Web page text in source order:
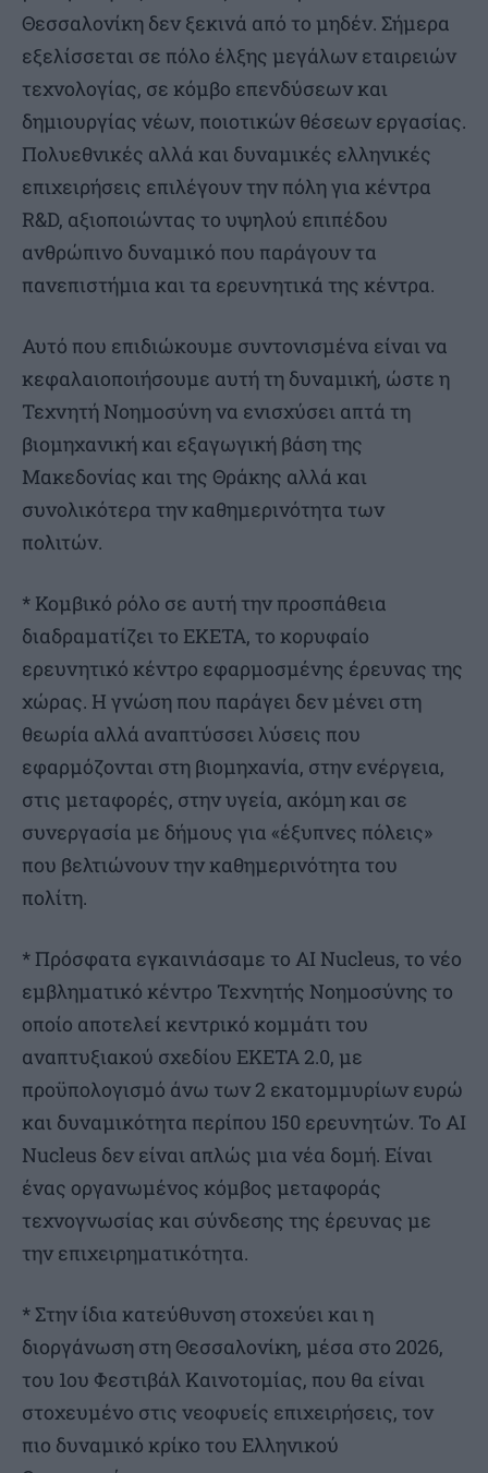
Θεσσαλονίκη δεν ξεκινά από το μηδέν. Σήμερα
εξελίσσεται σε πόλο έλξης μεγάλων εταιρειών
τεχνολογίας, σε κόμβο επενδύσεων και
δημιουργίας νέων, ποιοτικών θέσεων εργασίας.
Πολυεθνικές αλλά και δυναμικές ελληνικές
επιχειρήσεις επιλέγουν την πόλη για κέντρα
R&D, αξιοποιώντας το υψηλού επιπέδου
ανθρώπινο δυναμικό που παράγουν τα
πανεπιστήμια και τα ερευνητικά της κέντρα.
Αυτό που επιδιώκουμε συντονισμένα είναι να
κεφαλαιοποιήσουμε αυτή τη δυναμική, ώστε η
Τεχνητή Νοημοσύνη να ενισχύσει απτά τη
βιομηχανική και εξαγωγική βάση της
Μακεδονίας και της Θράκης αλλά και
συνολικότερα την καθημερινότητα των
πολιτών.
* Κομβικό ρόλο σε αυτή την προσπάθεια
διαδραματίζει το ΕΚΕΤΑ, το κορυφαίο
ερευνητικό κέντρο εφαρμοσμένης έρευνας της
χώρας. Η γνώση που παράγει δεν μένει στη
θεωρία αλλά αναπτύσσει λύσεις που
εφαρμόζονται στη βιομηχανία, στην ενέργεια,
στις μεταφορές, στην υγεία, ακόμη και σε
συνεργασία με δήμους για «έξυπνες πόλεις»
που βελτιώνουν την καθημερινότητα του
πολίτη.
* Πρόσφατα εγκαινιάσαμε το AI Nucleus, το νέο
εμβληματικό κέντρο Τεχνητής Νοημοσύνης το
οποίο αποτελεί κεντρικό κομμάτι του
αναπτυξιακού σχεδίου ΕΚΕΤΑ 2.0, με
προϋπολογισμό άνω των 2 εκατομμυρίων ευρώ
και δυναμικότητα περίπου 150 ερευνητών. Το AI
Nucleus δεν είναι απλώς μια νέα δομή. Είναι
ένας οργανωμένος κόμβος μεταφοράς
τεχνογνωσίας και σύνδεσης της έρευνας με
την επιχειρηματικότητα.
* Στην ίδια κατεύθυνση στοχεύει και η
διοργάνωση στη Θεσσαλονίκη, μέσα στο 2026,
του 1ου Φεστιβάλ Καινοτομίας, που θα είναι
στοχευμένο στις νεοφυείς επιχειρήσεις, τον
πιο δυναμικό κρίκο του Ελληνικού